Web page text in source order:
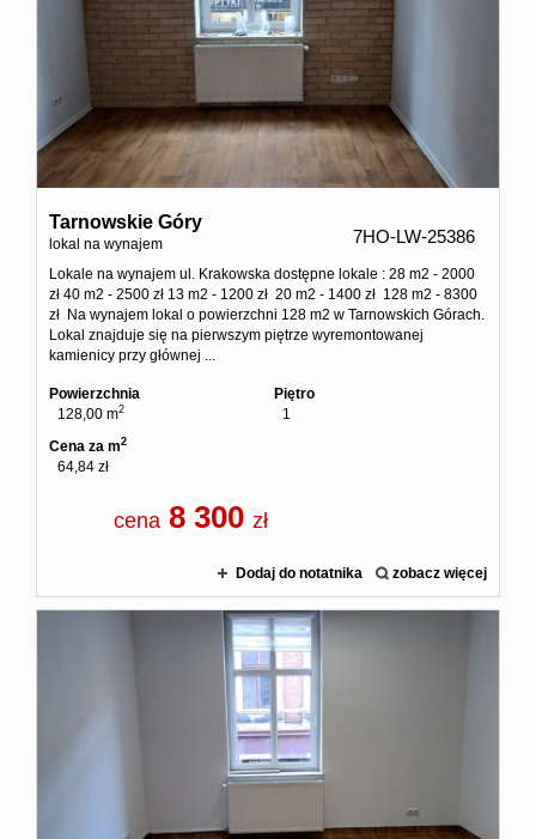
Tarnowskie Góry
lokal na wynajem 7HO-LW-25386
Lokale na wynajem ul. Krakowska dostępne lokale : 28 m2 - 2000
zł 40 m2 - 2500 zł 13 m2 - 1200 zł 20 m2 - 1400 zł 128 m2 - 8300
zł Na wynajem lokal o powierzchni 128 m2 w Tarnowskich Górach.
Lokal znajduje się na pierwszym piętrze wyremontowanej
kamienicy przy głównej ...
Powierzchnia
128,00 m2
Piętro
1
Cena za m2
64,84 zł
cena 8 300 zł
Dodaj do notatnika zobacz więcej